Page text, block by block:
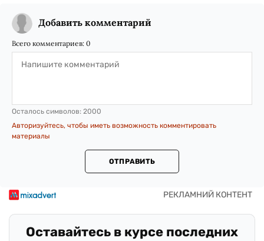
Добавить комментарий
Всего комментариев: 0
Осталось символов: 2000
Авторизуйтесь, чтобы иметь возможность комментировать
материалы
ОТПРАВИТЬ
Оставайтесь в курсе последних